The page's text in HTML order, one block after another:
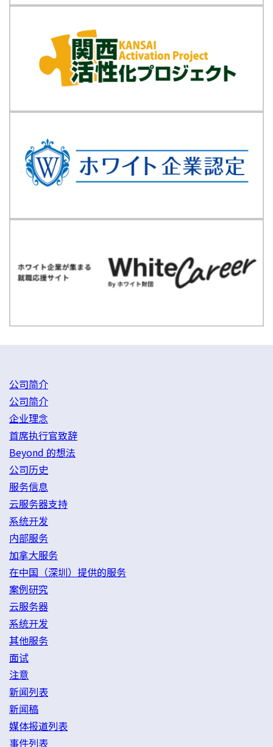
公司简介
公司简介
企业理念
首席执行官致辞
Beyond 的想法
公司历史
服务信息
云服务器支持
系统开发
内部服务
加拿大服务
在中国（深圳）提供的服务
案例研究
云服务器
系统开发
其他服务
面试
注意
新闻列表
新闻稿
媒体报道列表
事件列表